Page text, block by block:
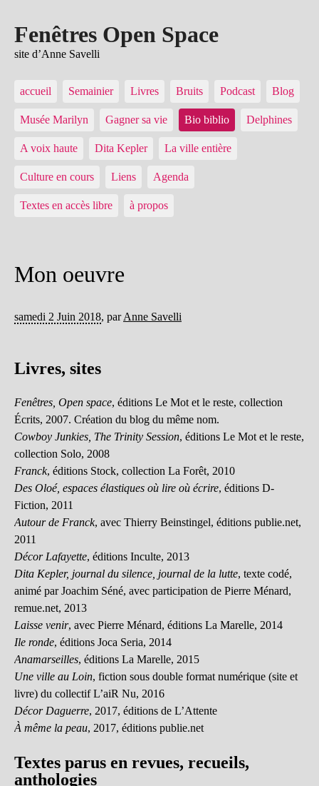
Fenêtres Open Space
site d’Anne Savelli
accueil Semainier Livres Bruits Podcast Blog
Musée Marilyn Gagner sa vie Bio biblio Delphines
A voix haute Dita Kepler La ville entière
Culture en cours Liens Agenda
Textes en accès libre à propos
Mon oeuvre
samedi 2 Juin 2018, parAnne Savelli
Livres, sites
Fenêtres, Open space, éditions Le Mot et le reste, collection
Écrits, 2007. Création du blog du même nom.
Cowboy Junkies, The Trinity Session, éditions Le Mot et le reste,
collection Solo, 2008
Franck, éditions Stock, collection La Forêt, 2010
Des Oloé, espaces élastiques où lire où écrire, éditions D-
Fiction, 2011
Autour de Franck, avec Thierry Beinstingel, éditions publie.net,
2011
Décor Lafayette, éditions Inculte, 2013
Dita Kepler, journal du silence, journal de la lutte, texte codé,
animé par Joachim Séné, avec participation de Pierre Ménard,
remue.net, 2013
Laisse venir, avec Pierre Ménard, éditions La Marelle, 2014
Ile ronde, éditions Joca Seria, 2014
Anamarseilles, éditions La Marelle, 2015
Une ville au Loin, fiction sous double format numérique (site et
livre) du collectif L’aiR Nu, 2016
Décor Daguerre, 2017, éditions de L’Attente
À même la peau, 2017, éditions publie.net
Textes parus en revues, recueils,
anthologies